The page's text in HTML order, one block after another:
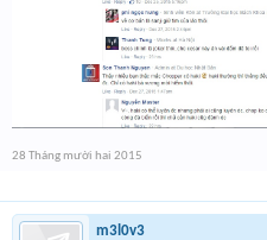
28 Tháng mười hai 2015
m3l0v3